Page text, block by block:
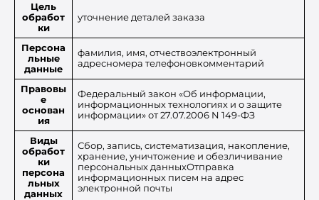
Цель
обработ
ки
уточнение деталей заказа
Персона
льные
данные
фамилия, имя, отчествоэлектронный
адресномера телефоновкомментарий
Правовы
е
основан
ия
Федеральный закон «Об информации,
информационных технологиях и о защите
информации» от 27.07.2006 N 149-ФЗ
Виды
обработ
ки
персона
льных
данных
Сбор, запись, систематизация, накопление,
хранение, уничтожение и обезличивание
персональных данныхОтправка
информационных писем на адрес
электронной почты